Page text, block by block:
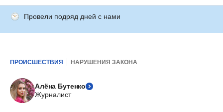
Провели подряд дней с нами
ПРОИСШЕСТВИЯ НАРУШЕНИЯ ЗАКОНА
Алёна Бутенко
Журналист